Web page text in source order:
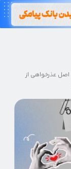
۹ اصل عذرخواهی از